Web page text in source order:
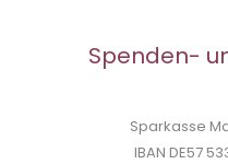
Spenden-
Sparkasse
IBAN DE57